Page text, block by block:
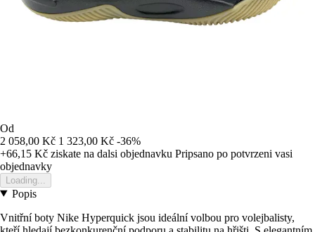
Od
2 058,00 Kč 1 323,00 Kč -36%
+66,15 Kč ziskate na dalsi objednavku Pripsano po potvrzeni vasi
objednavky
Loading...
Popis
Vnitřní boty Nike Hyperquick jsou ideální volbou pro volejbalisty,